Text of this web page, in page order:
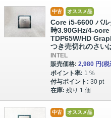
中古 オススメ品
Core i5-6600 バル
時3.90GHz/4-
TDP65W/HD
つき売切れのさい
INTEL
販売価格: 2,980 円(税
ポイント率: 1 %
付与ポイント: 30 pt
在庫: 残り 1 個
中古 オススメ品